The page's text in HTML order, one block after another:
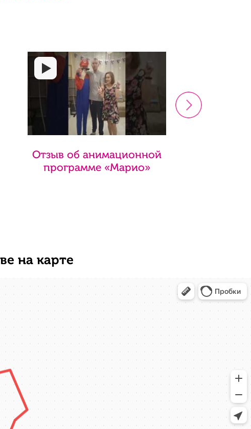
>
Отзыв об анимационной
программе «Марио»
на карте